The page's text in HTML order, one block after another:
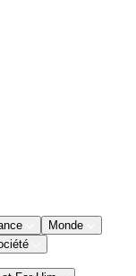
Monde